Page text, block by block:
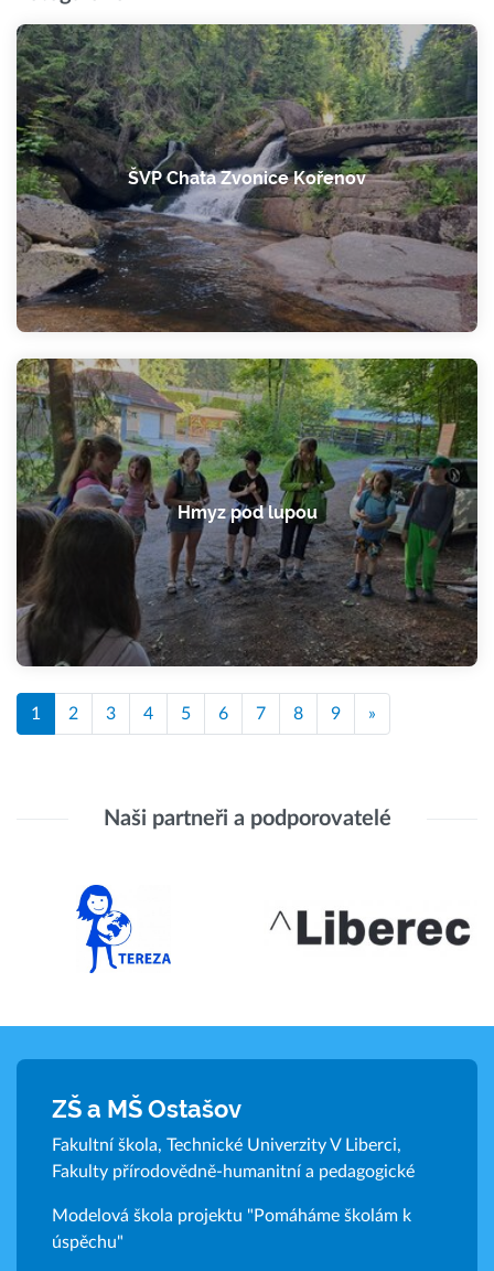
ŠVP Chata Zvonice Kořenov
Hmyz pod lupou
1 2 3 4 5 6 7 8 9 »
Naši partneři a podporovatelé
ZŠ a MŠ Ostašov
Fakultní škola, Technické Univerzity V Liberci,
Fakulty přírodovědně-humanitní a pedagogické
Modelová škola projektu "Pomáháme školám k
úspěchu"